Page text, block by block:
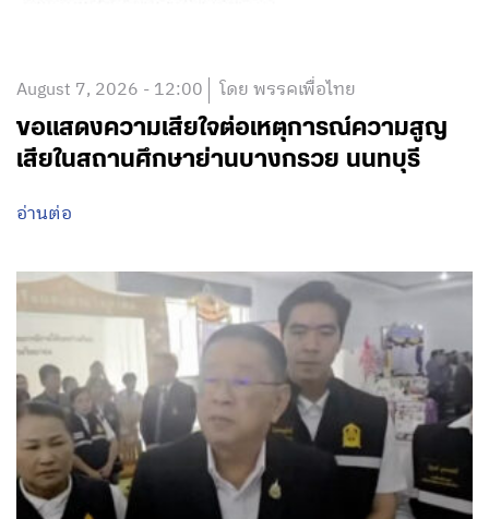
August 7, 2026 - 12:00 โดย พรรคเพื่อไทย
ขอแสดงความเสียใจต่อเหตุการณ์ความสูญ
เสียในสถานศึกษาย่านบางกรวย นนทบุรี
อ่านต่อ